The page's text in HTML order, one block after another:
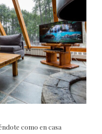
como en casa